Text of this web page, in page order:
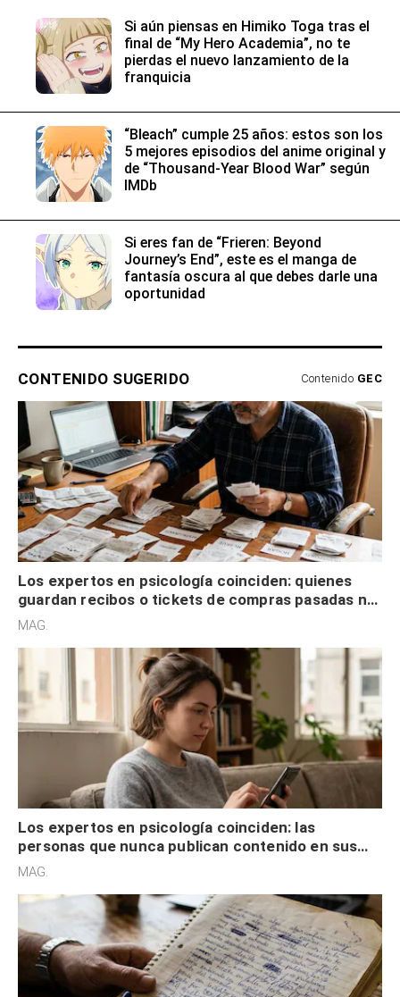
Si aún piensas en Himiko Toga tras el
final de “My Hero Academia”, no te
pierdas el nuevo lanzamiento de la
franquicia
“Bleach” cumple 25 años: estos son los
5 mejores episodios del anime original y
de “Thousand-Year Blood War” según
IMDb
Si eres fan de “Frieren: Beyond
Journey’s End”, este es el manga de
fantasía oscura al que debes darle una
oportunidad
CONTENIDO SUGERIDO Contenido GEC
Los expertos en psicología coinciden: quienes
guardan recibos o tickets de compras pasadas no
son acumuladores, sino que tienen necesidad de
MAG.
Los expertos en psicología coinciden: las
personas que nunca publican contenido en sus
redes sociales no pretenden buscar validación
MAG.